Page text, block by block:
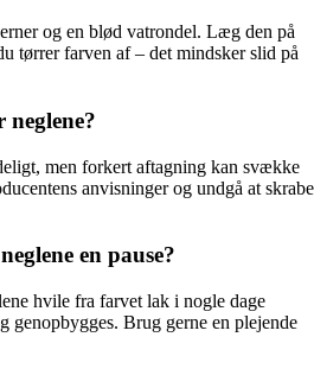
og en blød vatrondel. Læg den på
tørrer farven af – det mindsker slid på
men forkert aftagning kan svække
anvisninger og undgå at skrabe
en pause?
hvile fra farvet lak i nogle dage
genopbygges. Brug gerne en plejende